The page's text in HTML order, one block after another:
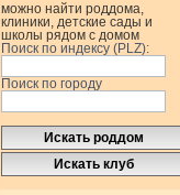
можно найти роддома,
клиники, детские сады и
школы рядом с домом
Поиск по индексу (PLZ):
Поиск по городу